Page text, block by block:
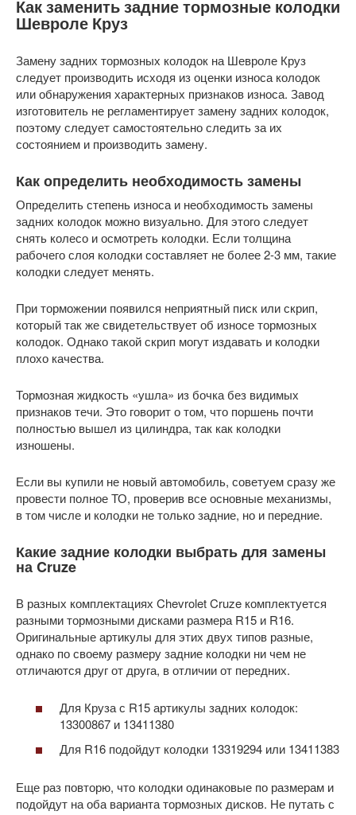
Как заменить задние тормозные колодки
Шевроле Круз
Замену задних тормозных колодок на Шевроле Круз
следует производить исходя из оценки износа колодок
или обнаружения характерных признаков износа. Завод
изготовитель не регламентирует замену задних колодок,
поэтому следует самостоятельно следить за их
состоянием и производить замену.
Как определить необходимость замены
Определить степень износа и необходимость замены
задних колодок можно визуально. Для этого следует
снять колесо и осмотреть колодки. Если толщина
рабочего слоя колодки составляет не более 2-3 мм, такие
колодки следует менять.
При торможении появился неприятный писк или скрип,
который так же свидетельствует об износе тормозных
колодок. Однако такой скрип могут издавать и колодки
плохо качества.
Тормозная жидкость «ушла» из бочка без видимых
признаков течи. Это говорит о том, что поршень почти
полностью вышел из цилиндра, так как колодки
изношены.
Если вы купили не новый автомобиль, советуем сразу же
провести полное ТО, проверив все основные механизмы,
в том числе и колодки не только задние, но и передние.
Какие задние колодки выбрать для замены
на Cruze
В разных комплектациях Chevrolet Cruze комплектуется
разными тормозными дисками размера R15 и R16.
Оригинальные артикулы для этих двух типов разные,
однако по своему размеру задние колодки ни чем не
отличаются друг от друга, в отличии от передних.
Для Круза с R15 артикулы задних колодок:
13300867 и 13411380
Для R16 подойдут колодки 13319294 или 13411383
Еще раз повторю, что колодки одинаковые по размерам и
подойдут на оба варианта тормозных дисков. Не путать с